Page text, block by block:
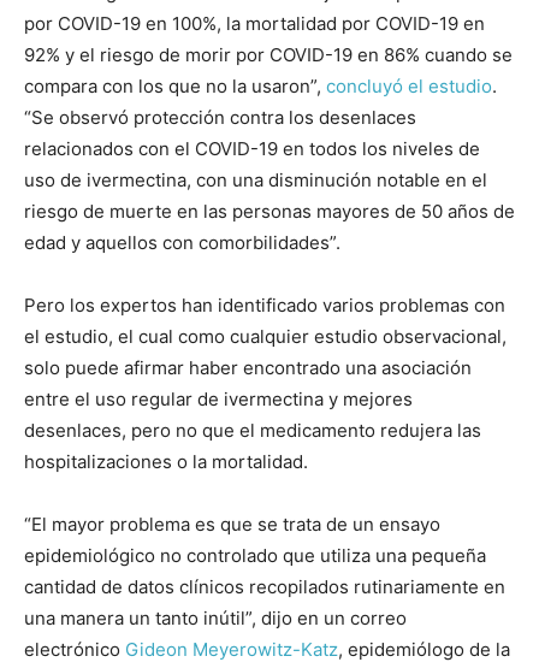
por COVID-19 en 100%, la mortalidad por COVID-19 en
92% y el riesgo de morir por COVID-19 en 86% cuando se
compara con los que no la usaron”, concluyó el estudio.
“Se observó protección contra los desenlaces
relacionados con el COVID-19 en todos los niveles de
uso de ivermectina, con una disminución notable en el
riesgo de muerte en las personas mayores de 50 años de
edad y aquellos con comorbilidades”.
Pero los expertos han identificado varios problemas con
el estudio, el cual como cualquier estudio observacional,
solo puede afirmar haber encontrado una asociación
entre el uso regular de ivermectina y mejores
desenlaces, pero no que el medicamento redujera las
hospitalizaciones o la mortalidad.
“El mayor problema es que se trata de un ensayo
epidemiológico no controlado que utiliza una pequeña
cantidad de datos clínicos recopilados rutinariamente en
una manera un tanto inútil”, dijo en un correo
electrónico Gideon Meyerowitz-Katz, epidemiólogo de la